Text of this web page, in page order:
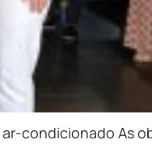
condicionado As